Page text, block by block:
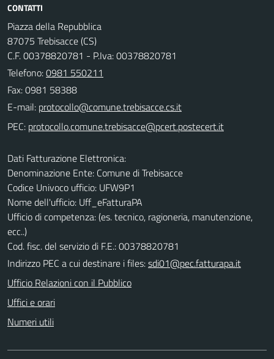
CONTATTI
Piazza della Repubblica
87075 Trebisacce (CS)
C.F. 00378820781 - P.Iva: 00378820781
Telefono:0981 550211
Fax: 0981 58388
E-mail:
PEC:
Dati Fatturazione Elettronica:
Denominazione Ente: Comune di Trebisacce
Codice Univoco ufficio: UFW9P1
Nome dell'ufficio: Uff_eFatturaPA
Ufficio di competenza: (es. tecnico, ragioneria, manutenzione,
ecc..)
Cod. fisc. del servizio di F.E.: 00378820781
Indirizzo PEC a cui destinare i files:sdi01@pec.fatturapa.it
Ufficio Relazioni con il Pubblico
Uffici e orari
Numeri utili